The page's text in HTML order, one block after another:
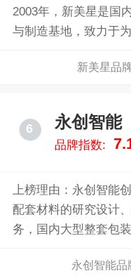
2003年，新美星是国
与制造基地，致力于
料、乳品、酒类、调
机器人、智能立体仓
案。
新美星品
6 永创智能
品牌指数:
上榜理由：永创智能
配套材料的研究设计
务，国内大型整套包
生产厂房。永创智能品